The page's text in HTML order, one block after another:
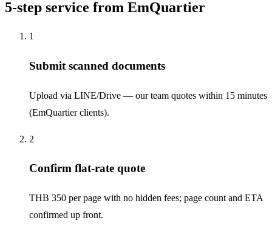
5-step service from EmQuartier
1
Submit scanned documents
Upload via LINE/Drive — our team quotes within 15 minutes
(EmQuartier clients).
2
Confirm flat-rate quote
THB 350 per page with no hidden fees; page count and ETA
confirmed up front.